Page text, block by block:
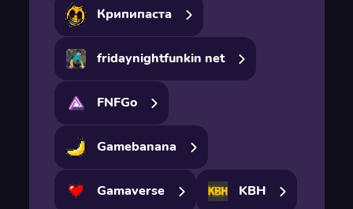
Крипипаста
fridaynightfunkin net
FNFGo
Gamebanana
Gamaverse KBH